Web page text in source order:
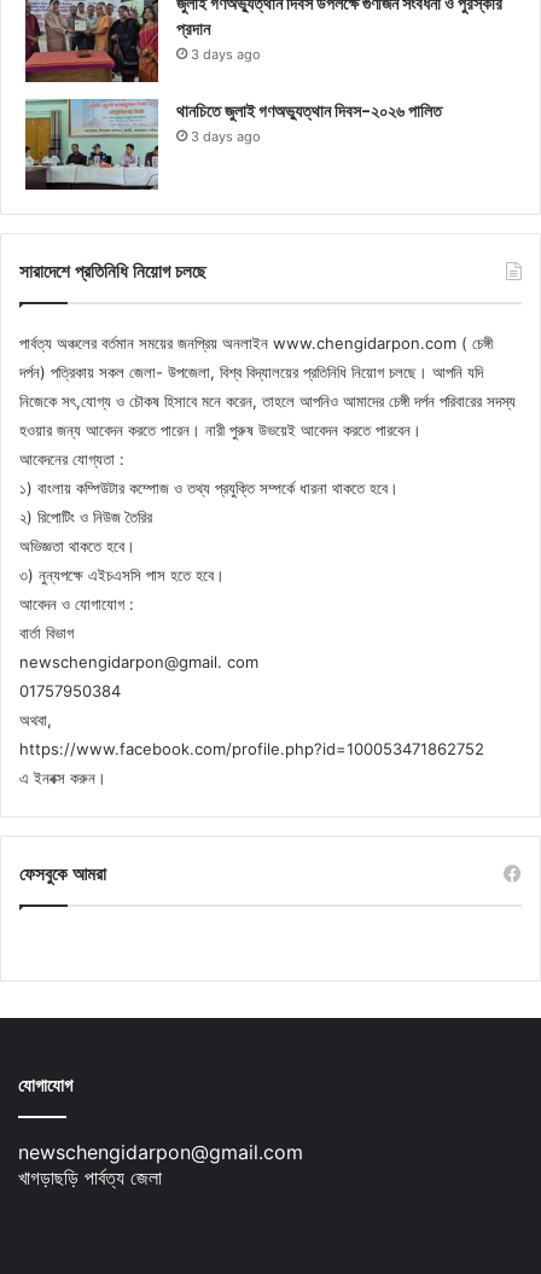
প্রদান
3 days ago
থানচিতে জুলাই গণঅভ্যুত্থান দিবস-২০২৬ পালিত
3 days ago
সারাদেশে প্রতিনিধি নিয়োগ চলছে
পার্বত্য অঞ্চলের বর্তমান সময়ের জনপ্রিয় অনলাইন www.chengidarpon.com ( চেঙ্গী
দর্পন) পত্রিকায় সকল জেলা- উপজেলা, বিশ্ব বিদ্যালয়ের প্রতিনিধি নিয়োগ চলছে। আপনি যদি
নিজেকে সৎ,যোগ্য ও চৌকষ হিসাবে মনে করেন, তাহলে আপনিও আমাদের চেঙ্গী দর্পন পরিবারের সদস্য
হওয়ার জন্য আবেদন করতে পারেন। নারী পুরুষ উভয়েই আবেদন করতে পারবেন।
আবেদনের যোগ্যতা :
১) বাংলায় কম্পিউটার কম্পোজ ও তথ্য প্রযুক্তি সম্পর্কে ধারনা থাকতে হবে।
২) রিপোটিং ও নিউজ তৈরির
অভিজ্ঞতা থাকতে হবে।
৩) নুন্যপক্ষে এইচএসসি পাস হতে হবে।
আবেদন ও যোগাযোগ :
বার্তা বিভাগ
newschengidarpon@gmail. com
01757950384
অথবা,
https://www.facebook.com/profile.php?id=100053471862752
এ ইনবক্স করুন।
ফেসবুকে আমরা
যোগাযোগ
newschengidarpon@gmail.com
খাগড়াছড়ি পার্বত্য জেলা